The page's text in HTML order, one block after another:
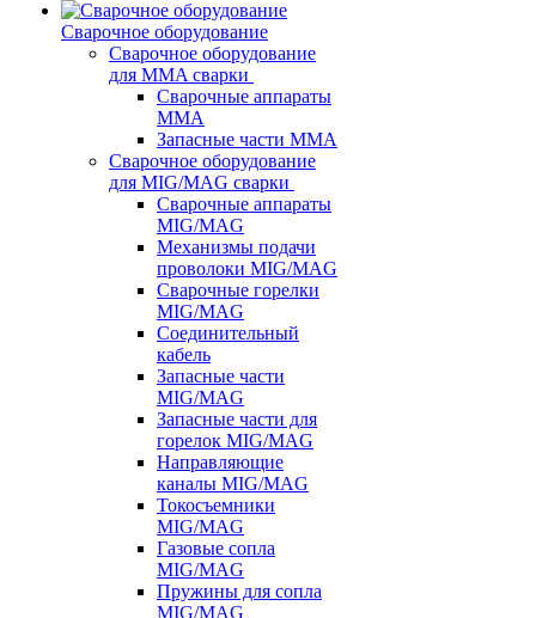
Сварочное оборудование
Сварочное оборудование
для MMA сварки
Сварочные аппараты
MMA
Запасные части MMA
Сварочное оборудование
для MIG/MAG сварки
Сварочные аппараты
MIG/MAG
Механизмы подачи
проволоки MIG/MAG
Сварочные горелки
MIG/MAG
Соединительный
кабель
Запасные части
MIG/MAG
Запасные части для
горелок MIG/MAG
Направляющие
каналы MIG/MAG
Токосъемники
MIG/MAG
Газовые сопла
MIG/MAG
Пружины для сопла
MIG/MAG